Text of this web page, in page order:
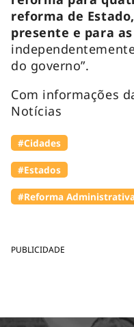
PUBLICIDADE
reforma de
presente e para
do governo”.
Com informações
Notícias
#Cidades
#Estados
#Reforma